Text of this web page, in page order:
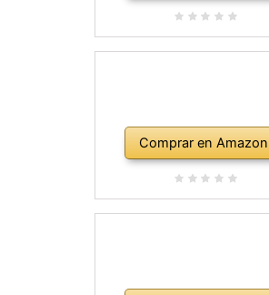
Comprar en Amazon